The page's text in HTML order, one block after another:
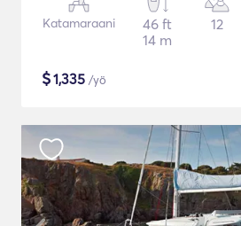
Katamaraani
46 ft
14 m
12
$1,335 /yö